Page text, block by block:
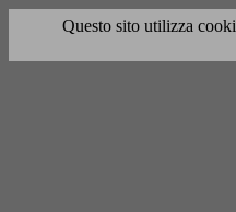
Questo sito utilizza